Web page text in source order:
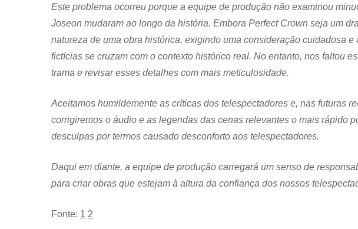
Este problema ocorreu porque a equipe de produção não examinou
Joseon mudaram ao longo da história. Embora Perfect Crown seja um
natureza de uma obra histórica, exigindo uma consideração cuidadosa
fictícias se cruzam com o contexto histórico real. No entanto, nos faltou
trama e revisar esses detalhes com mais meticulosidade.
Aceitamos humildemente as críticas dos telespectadores e, nas futuras
corrigiremos o áudio e as legendas das cenas relevantes o mais rápido
desculpas por termos causado desconforto aos telespectadores.
Daqui em diante, a equipe de produção carregará um senso de
para criar obras que estejam à altura da confiança dos nossos
Fonte: 1 2